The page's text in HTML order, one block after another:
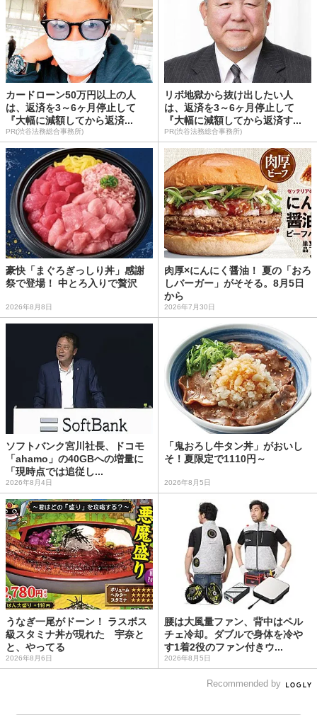
カードローン50万円以上の人
は、返済を3～6ヶ月停止して
『大幅に減額してから返済...
PR(渋谷法務総合事務所)
リボ地獄から抜け出したい人
は、返済を3～6ヶ月停止して
『大幅に減額してから返済す...
PR(渋谷法務総合事務所)
豪快「まぐろぎっしり丼」感謝
祭で登場！ 中とろ入りで贅沢
2026年8月8日
肉厚×にんにく醤油！ 夏の「おろ
しバーガー」がそそる。8月5日
から
2026年7月30日
ソフトバンク宮川社長、ドコモ
「ahamo」の40GBへの増量に
「現時点では追従し...
2026年8月4日
「鬼おろし牛タン丼」がおいし
そ！夏限定で1110円～
2026年8月5日
うなぎ一尾がドーン！ ラスボス
級スタミナ丼が現れた 宇奈と
と、やってる
2026年8月6日
腰は大風量ファン、背中はペル
チェ冷却。ダブルで身体を冷や
す1着2役のファン付きウ...
2026年8月5日
Recommended by